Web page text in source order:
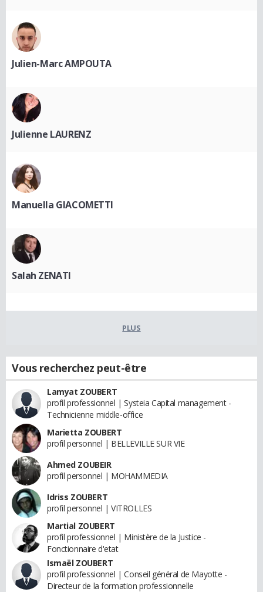
Julien-Marc AMPOUTA
Julienne LAURENZ
Manuella GIACOMETTI
Salah ZENATI
PLUS
Vous recherchez peut-être
Lamyat ZOUBERT
profil professionnel | Systeia Capital management -
Technicienne middle-office
Marietta ZOUBERT
profil personnel | BELLEVILLE SUR VIE
Ahmed ZOUBEIR
profil personnel | MOHAMMEDIA
Idriss ZOUBERT
profil personnel | VITROLLES
Martial ZOUBERT
profil professionnel | Ministère de la Justice -
Fonctionnaire d'etat
Ismaël ZOUBERT
profil professionnel | Conseil général de Mayotte -
Directeur de la formation professionnelle